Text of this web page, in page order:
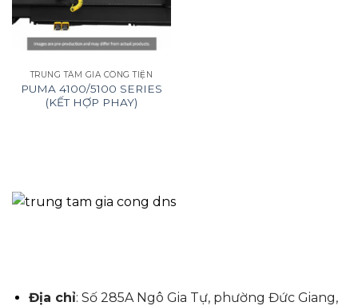
TRUNG TÂM GIA CÔNG TIỆN
PUMA 4100/5100 SERIES
(KẾT HỢP PHAY)
Địa chỉ: Số 285A Ngô Gia Tự, phường Đức Giang,